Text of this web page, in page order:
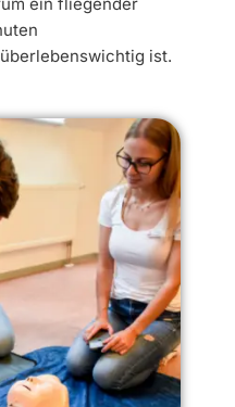
ein fliegender
ist.